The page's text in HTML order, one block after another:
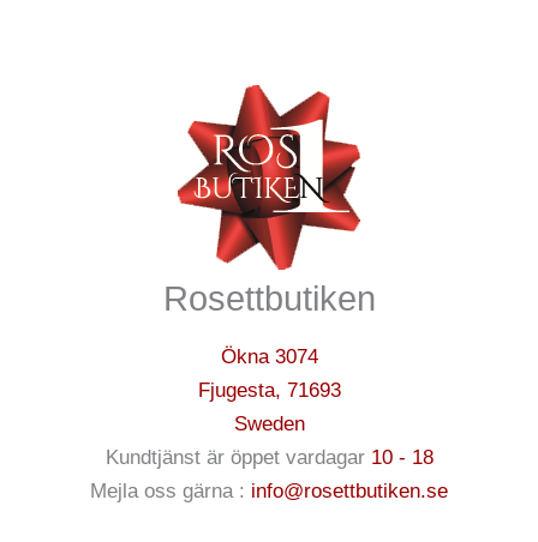
Rosettbutiken
Ökna 3074
Fjugesta, 71693
Sweden
Kundtjänst är öppet vardagar 10 - 18
Mejla oss gärna : info@rosettbutiken.se